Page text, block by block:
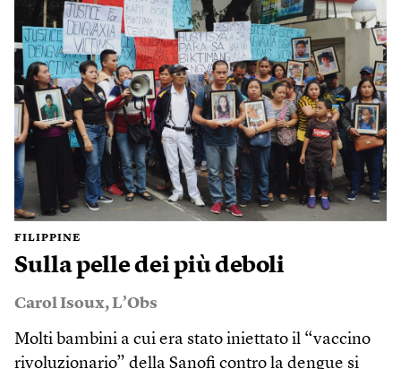
FILIPPINE
Sulla pelle dei più deboli
Carol Isoux,L’Obs
Molti bambini a cui era stato iniettato il “vaccino
rivoluzionario” della Sanofi contro la dengue si